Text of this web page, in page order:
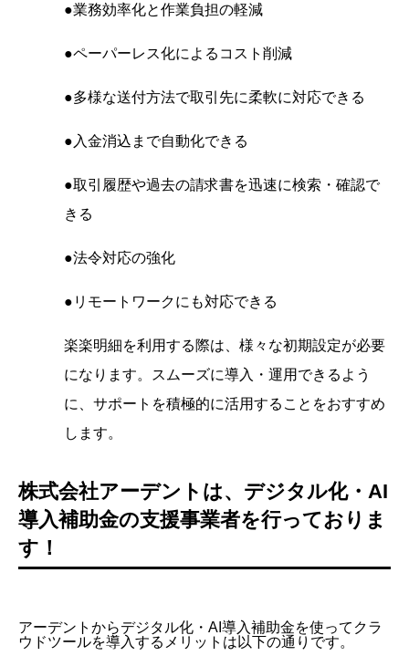
●業務効率化と作業負担の軽減
●ペーパーレス化によるコスト削減
●多様な送付方法で取引先に柔軟に対応できる
●入金消込まで自動化できる
●取引履歴や過去の請求書を迅速に検索・確認で
きる
●法令対応の強化
●リモートワークにも対応できる
楽楽明細を利用する際は、様々な初期設定が必要
になります。スムーズに導入・運用できるよう
に、サポートを積極的に活用することをおすすめ
します。
株式会社アーデントは、デジタル化・AI
導入補助金の支援事業者を行っておりま
す！
アーデントからデジタル化・AI導入補助金を使ってクラ
ウドツールを導入するメリットは以下の通りです。